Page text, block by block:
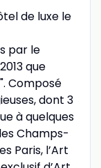
de luxe le
par le
que
Composé
dont 3
à quelques
Champs-
Paris, l’Art